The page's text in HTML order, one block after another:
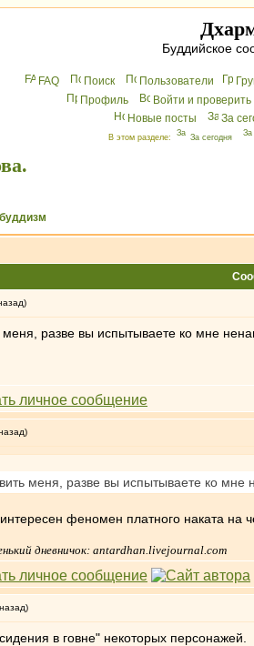
Буддийское
FAQ Поиск Пользователи
Профиль
Войти и
Новые посты
За
В этом разделе: За сегодня
разве вы испытываете ко мне
меня, разве вы испытываете ко мне
феномен платного наката на
дневничок: antardhan.livejournal.com
в говне" некоторых персонажей.